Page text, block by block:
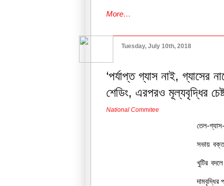
More…
Tuesday, July 10th, 2018
‘পর্যাপ্ত গ্যাস নাই, গ্যাসের
শেডিং, এরপরও মূল্যবৃদ্ধির
National Commitee
তেল-
সভায়
খুটির
দামবৃদ্ধির